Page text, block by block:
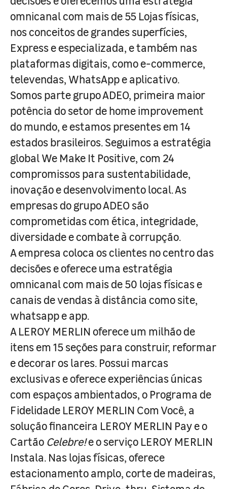
omnicanal com mais de 55 Lojas físicas,
nos conceitos de grandes superfícies,
Express e especializada, e também nas
plataformas digitais, como e-commerce,
televendas, WhatsApp e aplicativo.
Somos parte grupo ADEO, primeira maior
potência do setor de home improvement
do mundo, e estamos presentes em 14
estados brasileiros. Seguimos a estratégia
global We Make It Positive, com 24
compromissos para sustentabilidade,
inovação e desenvolvimento local. As
empresas do grupo ADEO são
comprometidas com ética, integridade,
diversidade e combate à corrupção.
A empresa coloca os clientes no centro das
decisões e oferece uma estratégia
omnicanal com mais de 50 lojas físicas e
canais de vendas à distância como site,
whatsapp e app.
A LEROY MERLIN oferece um milhão de
itens em 15 seções para construir, reformar
e decorar os lares. Possui marcas
exclusivas e oferece experiências únicas
com espaços ambientados, o Programa de
Fidelidade LEROY MERLIN Com Você, a
solução financeira LEROY MERLIN Pay e o
Cartão Celebre!e o serviço LEROY MERLIN
Instala. Nas lojas físicas, oferece
estacionamento amplo, corte de madeiras,